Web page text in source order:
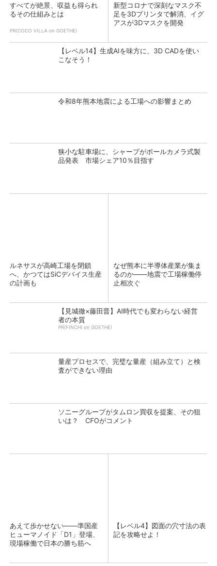
すべてが絶景、収益も得られ
るその仕組みとは
PR(COCO VILLA on GOETHE)
新型コロナで深刻なマスク不
足を3Dプリンタで解消、イグ
アスが3Dマスクを開発
【レベル14】生成AIを味方に、3D CADを使い
こなそう！
令和8年熊本地震による工場への影響まとめ
狭小な駐車場に、シャープがポールカメラ式製
品発表 市場シェア10％目指す
ルネサスが高崎工場を閉鎖
へ、かつてはSiCデバイス生産
の計画も
なぜ熊本に半導体産業が集ま
るのか――地震で工場稼働停
止相次ぐ
【見城徹×藤田晋】AI時代でも変わらない経営
者の本質
PR(FINCHI on GOETHE)
量産プロセスで、完璧な量産（組み立て）と検
査ができない理由
ソニーグループがタムロン買収を提案、その狙
いは？ CFOがコメント
あえて歩かせない――準国産
ヒューマノイド「D1」登場、
現場稼働で日本の勝ち筋へ
【レベル4】図面の穴寸法の表
記を攻略せよ！